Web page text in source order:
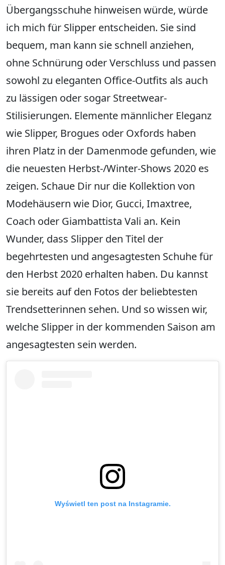
Übergangsschuhe hinweisen würde, würde
ich mich für Slipper entscheiden. Sie sind
bequem, man kann sie schnell anziehen,
ohne Schnürung oder Verschluss und passen
sowohl zu eleganten Office-Outfits als auch
zu lässigen oder sogar Streetwear-
Stilisierungen. Elemente männlicher Eleganz
wie Slipper, Brogues oder Oxfords haben
ihren Platz in der Damenmode gefunden, wie
die neuesten Herbst-/Winter-Shows 2020 es
zeigen. Schaue Dir nur die Kollektion von
Modehäusern wie Dior, Gucci, Imaxtree,
Coach oder Giambattista Vali an. Kein
Wunder, dass Slipper den Titel der
begehrtesten und angesagtesten Schuhe für
den Herbst 2020 erhalten haben. Du kannst
sie bereits auf den Fotos der beliebtesten
Trendsetterinnen sehen. Und so wissen wir,
welche Slipper in der kommenden Saison am
angesagtesten sein werden.
Wyświetl ten post na Instagramie.